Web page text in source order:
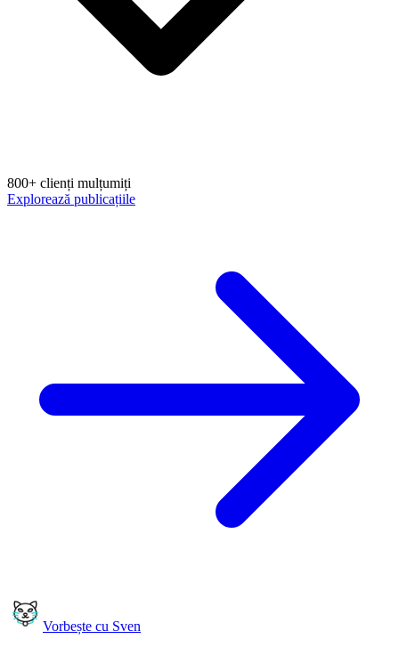
800+ clienți mulțumiți
Explorează publicațiile
Vorbește cu Sven